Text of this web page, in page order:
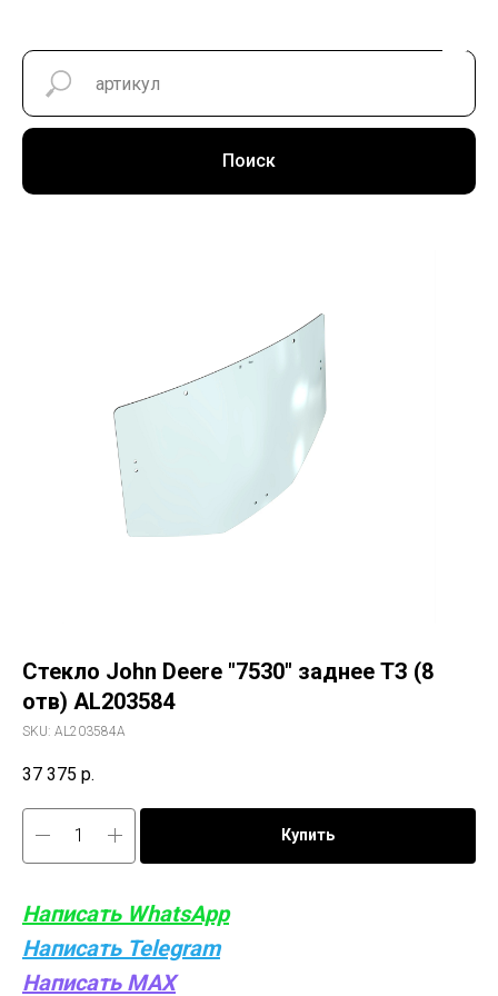
Поиск
Стекло John Deere "7530" заднее ТЗ (8
отв) AL203584
SKU: AL203584A
37 375 р.
Купить
Написать WhatsApp
Написать Telegram
Написать MAX